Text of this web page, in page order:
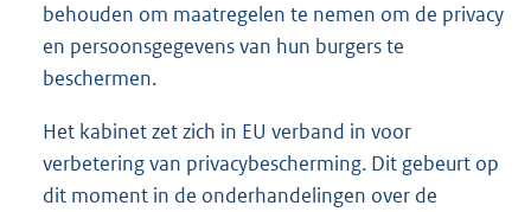
behouden om maatregelen te nemen om de privacy
en persoonsgegevens van hun burgers te
beschermen.
Het kabinet zet zich in EU verband in voor
verbetering van privacybescherming. Dit gebeurt op
dit moment in de onderhandelingen over de